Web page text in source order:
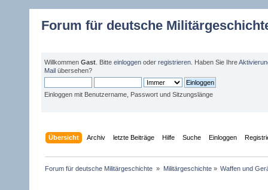
Forum für deutsche
Willkommen Gast . Bitte einloggen oder registrieren . Haben Sie Ihre
Mail übersehen?
Einloggen mit Benutzername, Passwort und Sitzungslänge
Übersicht Archiv letzte Beiträge Hilfe Suche Einloggen
Forum für deutsche Militärgeschichte » Militärgeschichte» Waffen und